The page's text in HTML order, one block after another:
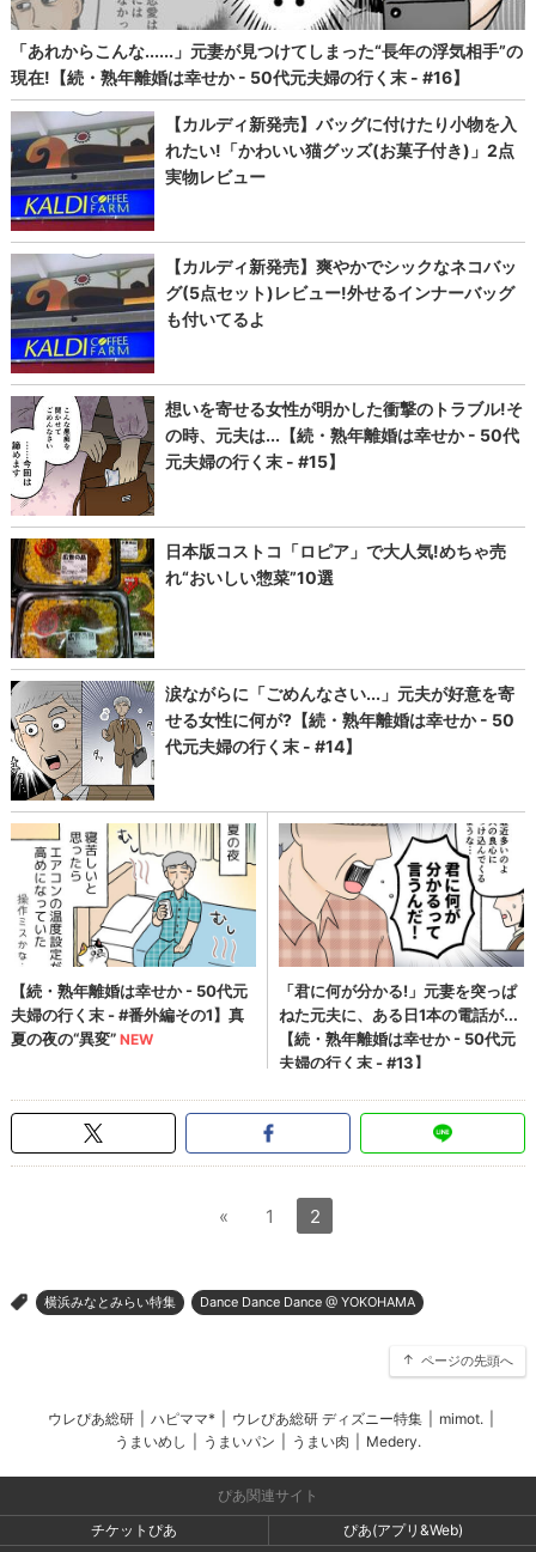
« 1 2
> 横浜みなとみらい特集 Dance Dance Dance @ YOKOHAMA
ページの先頭へ
ウレぴあ総研 ハピママ* ウレぴあ総研 ディズニー特集 mimot.
うまいめし
うまいパン うまい肉 Medery.
ぴあ関連サイト
チケットぴあ
ぴあ(アプリ&Web)